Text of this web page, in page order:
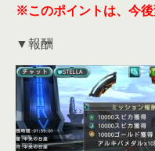
※このポイントは、今後
▼報酬